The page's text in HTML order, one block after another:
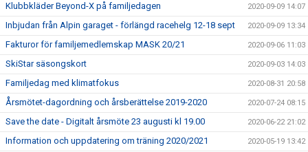
Klubbkläder Beyond-X på familjedagen 2020-09-09 14:07
Inbjudan från Alpin garaget - förlängd racehelg 12-18 sept 2020-09-09 13:34
Fakturor för familjemedlemskap MASK 20/21 2020-09-06 11:03
SkiStar säsongskort 2020-09-03 14:03
Familjedag med klimatfokus 2020-08-31 20:58
Årsmötet-dagordning och årsberättelse 2019-2020 2020-07-24 08:15
Save the date - Digitalt årsmöte 23 augusti kl 19.00 2020-06-22 21:02
Information och uppdatering om träning 2020/2021 2020-05-19 13:42